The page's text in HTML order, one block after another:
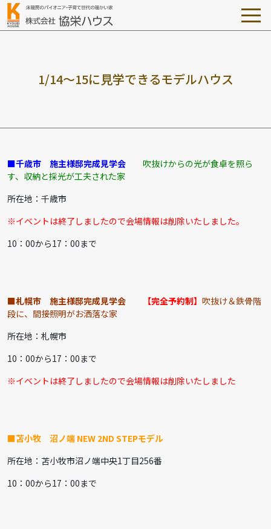
1/14～15に見学できるモデルハウス
■千歳市 施主様邸完成見学会
吹抜けからの光が食卓を照ら
す、収納と採光が工夫された家
所在地：千歳市
※イベントは終了しましたので会場情報は削除いたしました。
10：00から17：00まで
■札幌市 施主様邸完成見学会 【完全予約制】 吹抜け＆鉄骨階
段に、間接照明がお洒落な家
所在地：札幌市
10：00から17：00まで
※イベントは終了しましたので会場情報は削除いたしました
■苫小牧 沼ノ端 NEW 2ND STEPモデル
所在地：苫小牧市沼ノ端中央1丁目256番
10：00から17：00まで